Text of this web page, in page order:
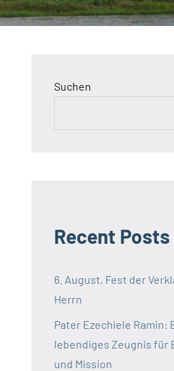
Suchen
Recent Posts
6. August, Fest der
Herrn
Pater Ezechiele Ramin:
lebendiges Zeugnis für
und Mission